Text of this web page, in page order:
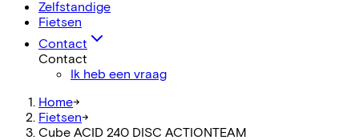
Zelfstandige
Fietsen
Contact
Contact
Ik heb een vraag
Home->
Fietsen->
Cube ACID 240 DISC ACTIONTEAM